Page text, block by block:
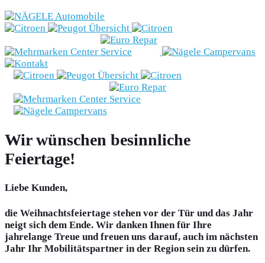
Marken
Fahrzeugbestand
Nägele
Campervans
Angebote
& Aktionen
Beratung
E-Mobilität
Werkstatt
Wir wünschen besinnliche
Feiertage!
Liebe Kunden,
die Weihnachtsfeiertage stehen vor der Tür und das Jahr
neigt sich dem Ende. Wir danken Ihnen für Ihre
jahrelange Treue und freuen uns darauf, auch im nächsten
Jahr Ihr Mobilitätspartner in der Region sein zu dürfen.